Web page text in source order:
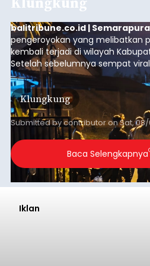
balitribune.co.id |
pengeroyokan yang melibatkan
kembali terjadi di wilayah
Setelah sebelumnya sempat
keributan di barat Pasar Galiran,
kini menimpa seorang pemuda
Sumba Barat Daya (SBD), Nusa
(NTT).
Klungkung
Submitted bycontributoronSat,
Baca Selengkapnya
Iklan